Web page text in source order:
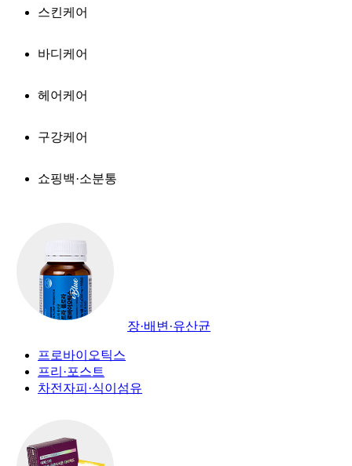
스킨케어
바디케어
헤어케어
구강케어
쇼핑백·소분통
장·배변·유산균
프로바이오틱스
프리·포스트
차전자피·식이섬유